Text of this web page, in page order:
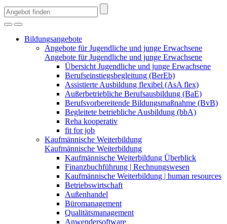
Bildungsangebote
Angebote für Jugendliche und junge Erwachsene
Angebote für Jugendliche und junge Erwachsene
Übersicht Jugendliche und junge Erwachsene
Berufseinstiegsbegleitung (BerEb)
Assistierte Ausbildung flexibel (AsA flex)
Außerbetriebliche Berufsausbildung (BaE)
Berufsvorbereitende Bildungsmaßnahme (BvB)
Begleitete betriebliche Ausbildung (bbA)
Reha kooperativ
fit for job
Kaufmännische Weiterbildung
Kaufmännische Weiterbildung
Kaufmännische Weiterbildung Überblick
Finanzbuchführung | Rechnungswesen
Kaufmännische Weiterbildung | human resources
Betriebswirtschaft
Außenhandel
Büromanagement
Qualitätsmanagement
Anwendersoftware